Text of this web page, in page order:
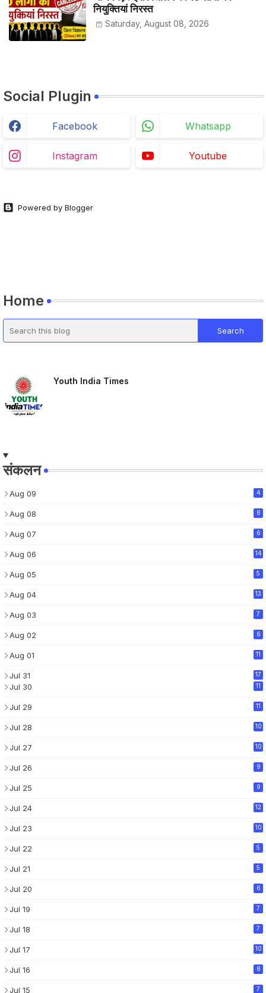
नियुक्तियां निरस्त
Saturday, August 08, 2026
Social Plugin
Facebook Whatsapp
Instagram Youtube
Powered by Blogger
Home
Youth India Times
संकलन
Aug 09 4
Aug 08 8
Aug 07 6
Aug 06 14
Aug 05 5
Aug 04 13
Aug 03 7
Aug 02 6
Aug 01 11
Jul 31 17
Jul 30 11
Jul 29 11
Jul 28 10
Jul 27 10
Jul 26 9
Jul 25 9
Jul 24 12
Jul 23 10
Jul 22 5
Jul 21 5
Jul 20 6
Jul 19 7
Jul 18 7
Jul 17 10
Jul 16 8
Jul 15 7